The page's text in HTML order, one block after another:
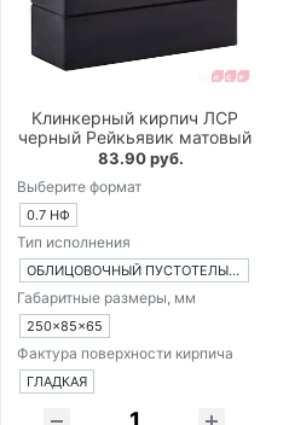
Клинкерный кирпич ЛСР
черный Рейкьявик матовый
83.90 руб.
Выберите формат
0.7 НФ
Тип исполнения
ОБЛИЦОВОЧНЫЙ ПУСТОТЕЛЫЙ КИРПИЧ
Габаритные размеры, мм
250×85×65
Фактура поверхности кирпича
ГЛАДКАЯ